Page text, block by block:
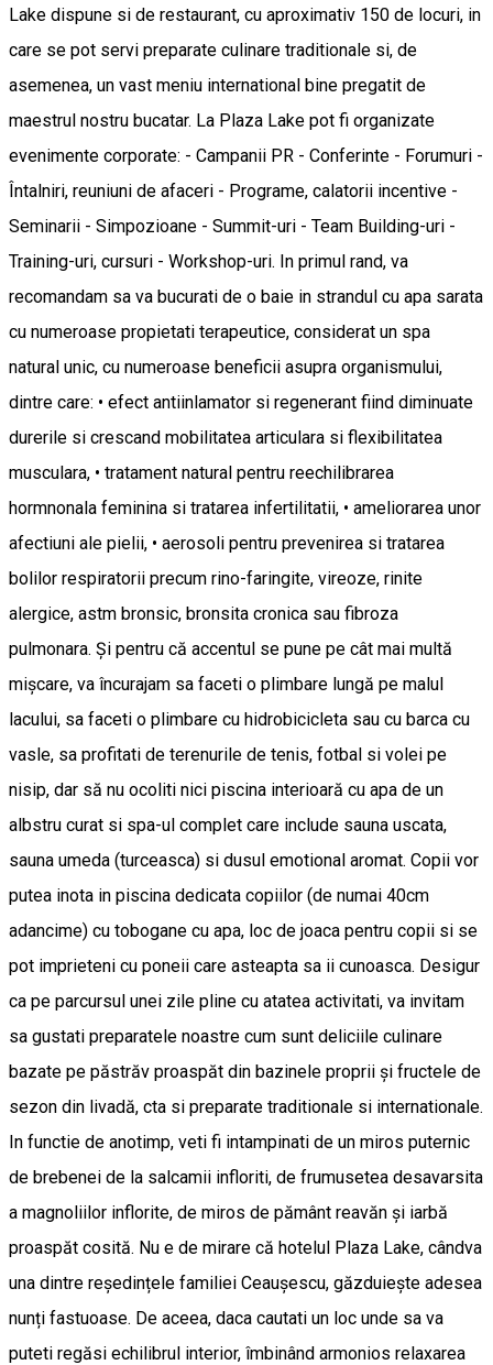
Lake dispune si de restaurant, cu aproximativ 150 de locuri, in
care se pot servi preparate culinare traditionale si, de
asemenea, un vast meniu international bine pregatit de
maestrul nostru bucatar. La Plaza Lake pot fi organizate
evenimente corporate: - Campanii PR - Conferinte - Forumuri -
Întalniri, reuniuni de afaceri - Programe, calatorii incentive -
Seminarii - Simpozioane - Summit-uri - Team Building-uri -
Training-uri, cursuri - Workshop-uri. In primul rand, va
recomandam sa va bucurati de o baie in strandul cu apa sarata
cu numeroase propietati terapeutice, considerat un spa
natural unic, cu numeroase beneficii asupra organismului,
dintre care: • efect antiinlamator si regenerant fiind diminuate
durerile si crescand mobilitatea articulara si flexibilitatea
musculara, • tratament natural pentru reechilibrarea
hormnonala feminina si tratarea infertilitatii, • ameliorarea unor
afectiuni ale pielii, • aerosoli pentru prevenirea si tratarea
bolilor respiratorii precum rino-faringite, vireoze, rinite
alergice, astm bronsic, bronsita cronica sau fibroza
pulmonara. Și pentru că accentul se pune pe cât mai multă
mișcare, va încurajam sa faceti o plimbare lungă pe malul
lacului, sa faceti o plimbare cu hidrobicicleta sau cu barca cu
vasle, sa profitati de terenurile de tenis, fotbal si volei pe
nisip, dar să nu ocoliti nici piscina interioară cu apa de un
albstru curat si spa-ul complet care include sauna uscata,
sauna umeda (turceasca) si dusul emotional aromat. Copii vor
putea inota in piscina dedicata copiilor (de numai 40cm
adancime) cu tobogane cu apa, loc de joaca pentru copii si se
pot imprieteni cu poneii care asteapta sa ii cunoasca. Desigur
ca pe parcursul unei zile pline cu atatea activitati, va invitam
sa gustati preparatele noastre cum sunt deliciile culinare
bazate pe păstrăv proaspăt din bazinele proprii și fructele de
sezon din livadă, cta si preparate traditionale si internationale.
In functie de anotimp, veti fi intampinati de un miros puternic
de brebenei de la salcamii infloriti, de frumusetea desavarsita
a magnoliilor inflorite, de miros de pământ reavăn și iarbă
proaspăt cosită. Nu e de mirare că hotelul Plaza Lake, cândva
una dintre reședințele familiei Ceaușescu, găzduiește adesea
nunți fastuoase. De aceea, daca cautati un loc unde sa va
puteti regăsi echilibrul interior, îmbinând armonios relaxarea